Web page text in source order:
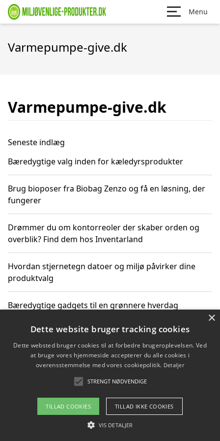
Menu
Varmepumpe-give.dk
Varmepumpe-give.dk
Seneste indlæg
Bæredygtige valg inden for kæledyrsprodukter
Brug bioposer fra Biobag Zenzo og få en løsning, der
fungerer
Drømmer du om kontorreoler der skaber orden og
overblik? Find dem hos Inventarland
Hvordan stjernetegn datoer og miljø påvirker dine
produktvalg
Bæredygtige gadgets til en grønnere hverdag
Copyright 2026 - Pilanto Aps
Om / kontakt
Blog Betingelser
×
Dette website bruger tracking cookies
Dette websted bruger cookies til at forbedre brugeroplevelsen. Ved
at bruge vores hjemmeside accepterer du alle cookies i
overensstemmelse med vores cookiepolitik. Detaljer
STRENGT NØDVENDIGE
TILLAD COOKIES TILLAD IKKE COOKIES
VIS DETALJER